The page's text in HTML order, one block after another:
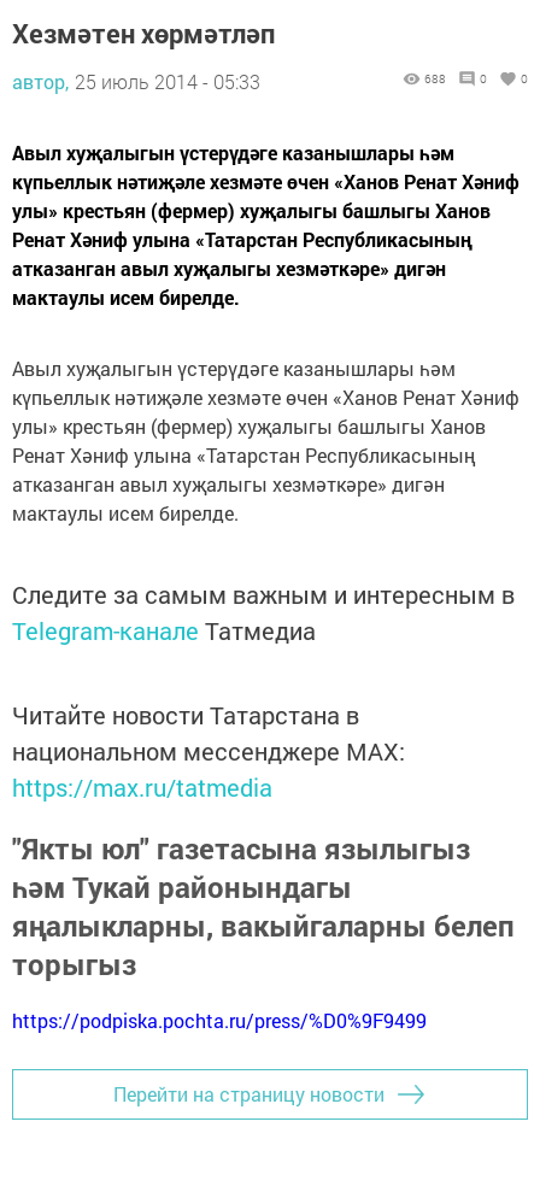
Хезмәтен хөрмәтләп
автор, 25 июль 2014 - 05:33 688 0 0
Авыл хуҗалыгын үстерүдәге казанышлары һәм
күпьеллык нәтиҗәле хезмәте өчен «Ханов Ренат Хәниф
улы» крестьян (фермер) хуҗалыгы башлыгы Ханов
Ренат Хәниф улына «Татарстан Республикасының
атказанган авыл хуҗалыгы хезмәткәре» дигән
мактаулы исем бирелде.
Авыл хуҗалыгын үстерүдәге казанышлары һәм
күпьеллык нәтиҗәле хезмәте өчен «Ханов Ренат Хәниф
улы» крестьян (фермер) хуҗалыгы башлыгы Ханов
Ренат Хәниф улына «Татарстан Республикасының
атказанган авыл хуҗалыгы хезмәткәре» дигән
мактаулы исем бирелде.
Следите за самым важным и интересным в
Telegram-канале Татмедиа
Читайте новости Татарстана в
национальном мессенджере MАХ:
https://max.ru/tatmedia
"Якты юл" газетасына язылыгыз
һәм Тукай районындагы
яңалыкларны, вакыйгаларны белеп
торыгыз
https://podpiska.pochta.ru/press/%D0%9F9499
Перейти на страницу новости